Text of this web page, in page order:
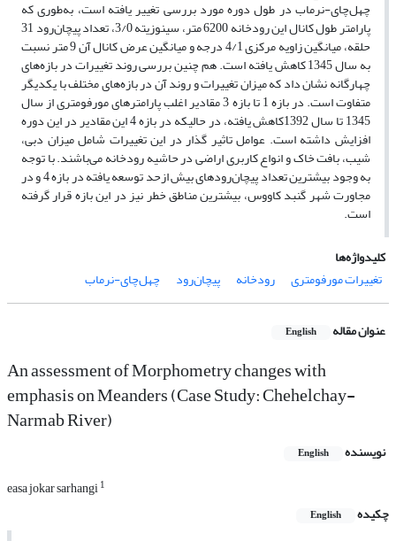
چهل‌چای-‌‌نرماب در طول دوره مورد بررسی تغییر یافته است، به‌طوری که
پارامتر طول کانال این رودخانه 6200 متر، سینوزیته 3/0، تعداد ‌پیچان‌رود 31
حلقه، میانگین زاویه مرکزی 4/1 درجه و میانگین عرض کانال آن 9 متر نسبت
به سال 1345 کاهش یافته است. هم چنین بررسی روند تغییرات در بازه‌های
چهارگانه نشان داد که میزان تغییرات و روند آن در بازه‌های مختلف با یکدیگر
متفاوت است. در بازه 1 تا بازه 3 مقادیر اغلب پارامترهای مورفومتری از سال
1345 تا سال 1392کاهش یافته، در حالیکه در بازه 4 این مقادیر در این دوره
افزایش داشته است. عوامل تاثیر گذار در این تغییرات شامل میزان دبی،
شیب، بافت خاک و انواع کاربری اراضی در حاشیه رودخانه می‌باشند. با توجه
به وجود بیشترین تعداد ‌‌پیچان‌رودهای بیش ازحد توسعه یافته در بازه 4 و در
مجاورت شهر گنبد کاووس، بیشترین مناطق خطر نیز در این بازه قرار گرفته
است.
کلیدواژه‌ها
تغییرات مورفومتری
رودخانه ‌پیچان‌رود چهل‌چای‌-نرماب
عنوان مقاله English
An assessment of Morphometry changes with
emphasis on Meanders (Case Study: Chehelchay-
Narmab River)
نویسنده English
easa jokar sarhangi1
چکیده English